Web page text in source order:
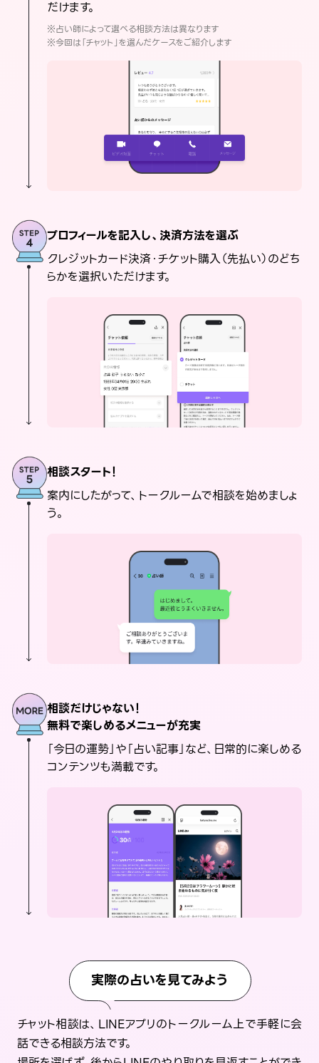
だけます。
※占い師によって選べる相談方法は異なります
※今回は「チャット」を選んだケースをご紹介します
プロフィールを記入し、決済方法を選ぶ
クレジットカード決済・チケット購入（先払い）のどち
らかを選択いただけます。
相談スタート！
案内にしたがって、トークルームで相談を始めましょ
う。
相談だけじゃない！
無料で楽しめるメニューが充実
「今日の運勢」や「占い記事」など、日常的に楽しめる
コンテンツも満載です。
実際の占いを見てみよう
チャット相談は、LINEアプリのトークルーム上で手軽に会
話できる相談方法です。